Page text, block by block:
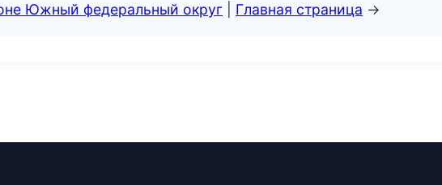
Южный федеральный округ Главная страница →